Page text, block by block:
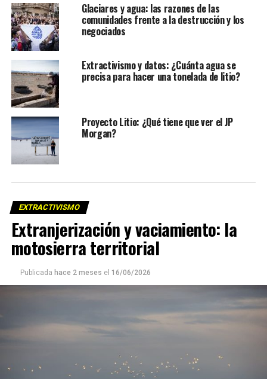
Glaciares y agua: las razones de las
comunidades frente a la destrucción y los
negociados
Extractivismo y datos: ¿Cuánta agua se
precisa para hacer una tonelada de litio?
Proyecto Litio: ¿Qué tiene que ver el JP
Morgan?
EXTRACTIVISMO
Extranjerización y vaciamiento: la
motosierra territorial
Publicada hace 2 meses el 16/06/2026